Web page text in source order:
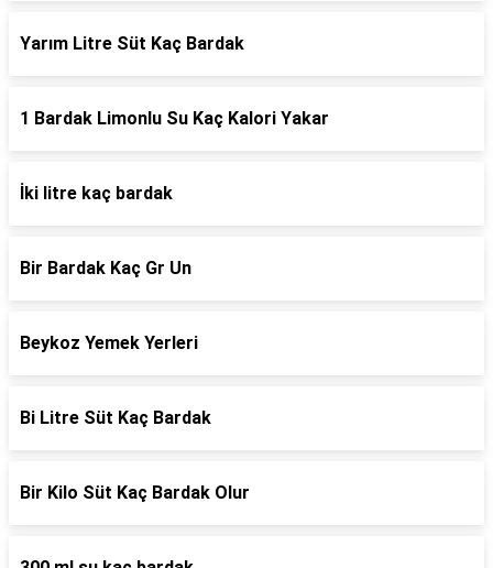
Yarım Litre Süt Kaç Bardak
1 Bardak Limonlu Su Kaç Kalori Yakar
İki litre kaç bardak
Bir Bardak Kaç Gr Un
Beykoz Yemek Yerleri
Bi Litre Süt Kaç Bardak
Bir Kilo Süt Kaç Bardak Olur